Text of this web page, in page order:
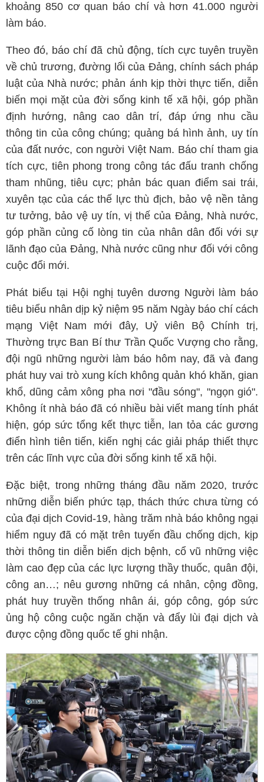
khoảng 850 cơ quan báo chí và hơn 41.000 người
làm báo.
Theo đó, báo chí đã chủ động, tích cực tuyên truyền
về chủ trương, đường lối của Đảng, chính sách pháp
luật của Nhà nước; phản ánh kịp thời thực tiến, diễn
biến mọi mặt của đời sống kinh tế xã hội, góp phần
định hướng, nâng cao dân trí, đáp ứng nhu cầu
thông tin của công chúng; quảng bá hình ảnh, uy tín
của đất nước, con người Việt Nam. Báo chí tham gia
tích cực, tiên phong trong công tác đấu tranh chống
tham nhũng, tiêu cực; phản bác quan điểm sai trái,
xuyên tạc của các thế lực thù địch, bảo vệ nền tảng
tư tưởng, bảo vệ uy tín, vị thế của Đảng, Nhà nước,
góp phần củng cố lòng tin của nhân dân đối với sự
lãnh đạo của Đảng, Nhà nước cũng như đối với công
cuộc đổi mới.
Phát biểu tại Hội nghị tuyên dương Người làm báo
tiêu biểu nhân dịp kỷ niệm 95 năm Ngày báo chí cách
mạng Việt Nam mới đây, Uỷ viên Bộ Chính trị,
Thường trực Ban Bí thư Trần Quốc Vượng cho rằng,
đội ngũ những người làm báo hôm nay, đã và đang
phát huy vai trò xung kích không quản khó khăn, gian
khổ, dũng cảm xông pha nơi "đầu sóng", "ngọn gió".
Không ít nhà báo đã có nhiều bài viết mang tính phát
hiện, góp sức tổng kết thực tiễn, lan tỏa các gương
điển hình tiên tiến, kiến nghị các giải pháp thiết thực
trên các lĩnh vực của đời sống kinh tế xã hội.
Đặc biệt, trong những tháng đầu năm 2020, trước
những diễn biến phức tạp, thách thức chưa từng có
của đại dịch Covid-19, hàng trăm nhà báo không ngại
hiểm nguy đã có mặt trên tuyến đầu chống dịch, kịp
thời thông tin diễn biến dịch bệnh, cổ vũ những việc
làm cao đẹp của các lực lượng thầy thuốc, quân đội,
công an…; nêu gương những cá nhân, cộng đồng,
phát huy truyền thống nhân ái, góp công, góp sức
ủng hộ công cuộc ngăn chặn và đẩy lùi đại dịch và
được cộng đồng quốc tế ghi nhận.